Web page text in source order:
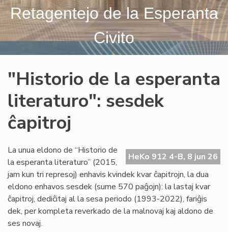
Retagentejo de la Esperanta
Civito
"Historio de la esperanta
literaturo": sesdek
ĉapitroj
HeKo 912 4-B, 8 jun 26
La unua eldono de “Historio de
la esperanta literaturo” (2015,
jam kun tri represoj) enhavis kvindek kvar ĉapitrojn, la dua
eldono enhavos sesdek (sume 570 paĝojn): la lastaj kvar
ĉapitroj, dediĉitaj al la sesa periodo (1993-2022), fariĝis
dek, per kompleta reverkado de la malnovaj kaj aldono de
ses novaj.